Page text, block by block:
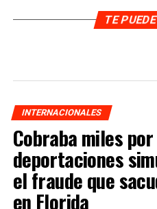
TE
INTERNACIONALES
Cobraba miles
deportaciones
el fraude que
en Florida